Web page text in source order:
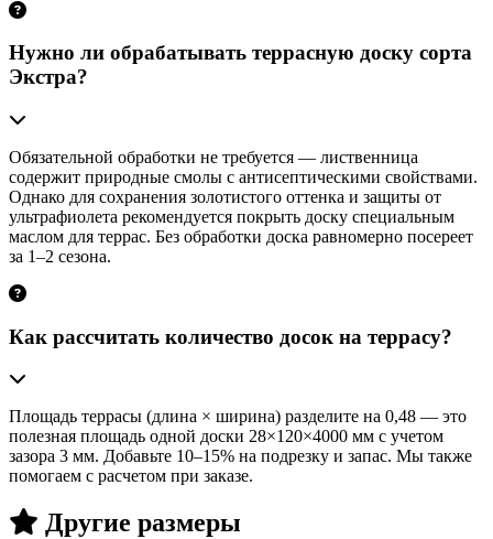
Нужно ли обрабатывать террасную доску сорта
Экстра?
Обязательной обработки не требуется — лиственница
содержит природные смолы с антисептическими свойствами.
Однако для сохранения золотистого оттенка и защиты от
ультрафиолета рекомендуется покрыть доску специальным
маслом для террас. Без обработки доска равномерно посереет
за 1–2 сезона.
Как рассчитать количество досок на террасу?
Площадь террасы (длина × ширина) разделите на 0,48 — это
полезная площадь одной доски 28×120×4000 мм с учетом
зазора 3 мм. Добавьте 10–15% на подрезку и запас. Мы также
помогаем с расчетом при заказе.
Другие размеры